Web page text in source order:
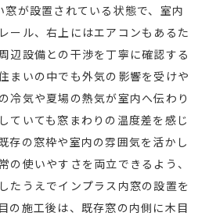
が設置されている状態で、室内
ール、右上にはエアコンもあるた
辺設備との干渉を丁寧に確認する
まいの中でも外気の影響を受けや
冷気や夏場の熱気が室内へ伝わり
ていても窓まわりの温度差を感じ
存の窓枠や室内の雰囲気を活かし
の使いやすさを両立できるよう、
たうえでインプラス内窓の設置を
施工後は、既存窓の内側に木目